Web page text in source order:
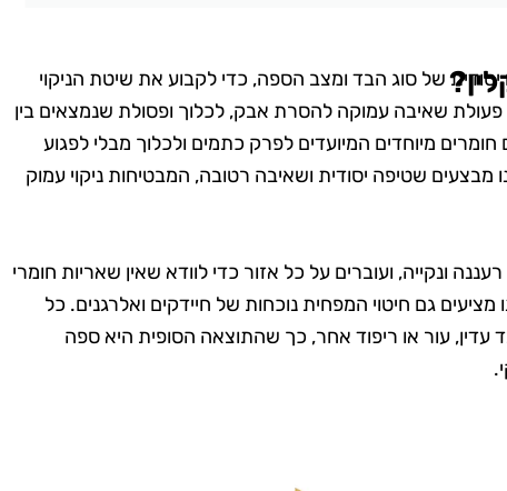
של סוג הבד ומצב הספה, כדי לקבוע את שיטת הניקוי
שאיבה עמוקה להסרת אבק, לכלוך ופסולת שנמצאים בין
מיוחדים המיועדים לפרק כתמים ולכלוך מבלי לפגוע
שטיפה יסודית ושאיבה רטובה, המבטיחות ניקוי עמוק
ונקייה, ועוברים על כל אזור כדי לוודא שאין שאריות חומרי
מציעים גם חיטוי המפחית נוכחות של חיידקים ואלרגנים. כל
עדין, עור או ריפוד אחר, כך שהתוצאה הסופית היא ספה